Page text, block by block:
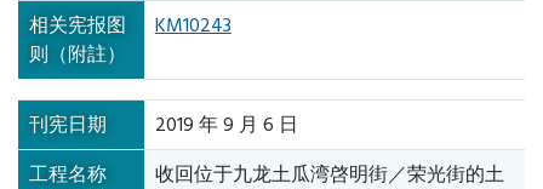
相关宪报图
则（附註）
KM10243
刊宪日期
2019 年 9 月 6 日
工程名称
收回位于九龙土瓜湾啓明街／荣光街的土